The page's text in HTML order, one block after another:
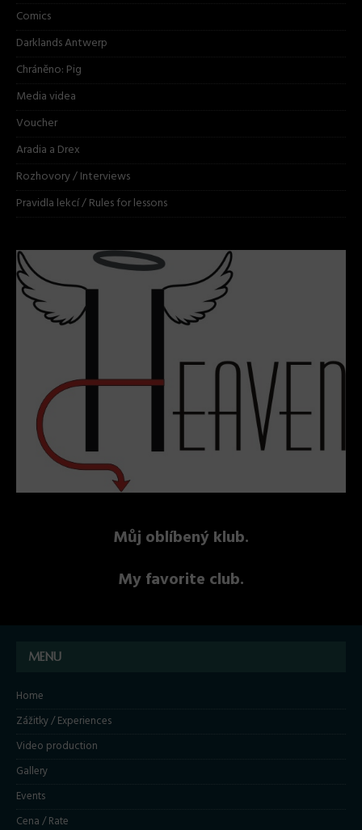
Comics
Darklands Antwerp
Chráněno: Pig
Media videa
Voucher
Aradia a Drex
Rozhovory / Interviews
Pravidla lekcí / Rules for lessons
Můj oblíbený klub.
My favorite club.
MENU
Home
Zážitky / Experiences
Video production
Gallery
Events
Cena / Rate